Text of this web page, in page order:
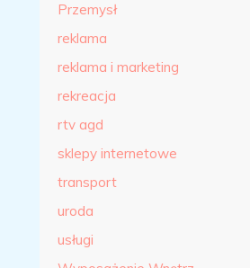
Przemysł
reklama
reklama i marketing
rekreacja
rtv agd
sklepy internetowe
transport
uroda
usługi